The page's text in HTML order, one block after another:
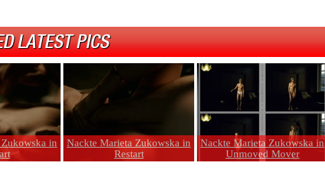
LATEST PICS
in
Nackte Marieta Zukowska in
Restart
Nackte Marieta Zukowska in
Unmoved Mover